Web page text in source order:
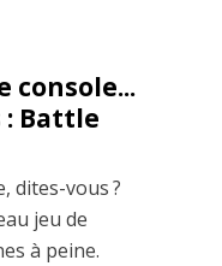
console...
: Battle
dites-vous ?
jeu de
à peine.